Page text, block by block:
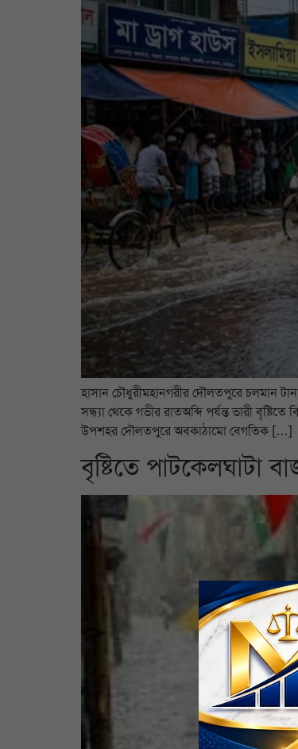
হাসান চৌধুরীমহানগরীর দৌলতপুরে চলমান
সন্ধ্যা থেকে গভীর রাতঅব্দি পর্যন্ত ভারী
উপশহর দৌলতপুরে অবকাঠামো বেগতিক […]
বৃষ্টিতে পাটকেলঘাটা